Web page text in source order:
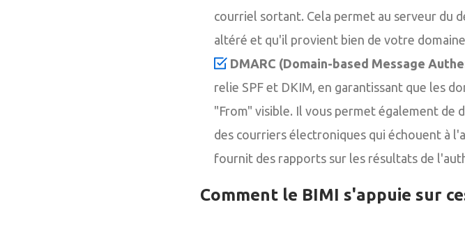
courriel sortant. Cela permet au serveur du
altéré et qu'il provient bien de votre
DMARC (Domain-based Message
relie SPF et DKIM, en garantissant que les
"From" visible. Il vous permet également
des courriers électroniques qui échouent à
fournit des rapports sur les résultats de
Comment le BIMI s'appuie sur